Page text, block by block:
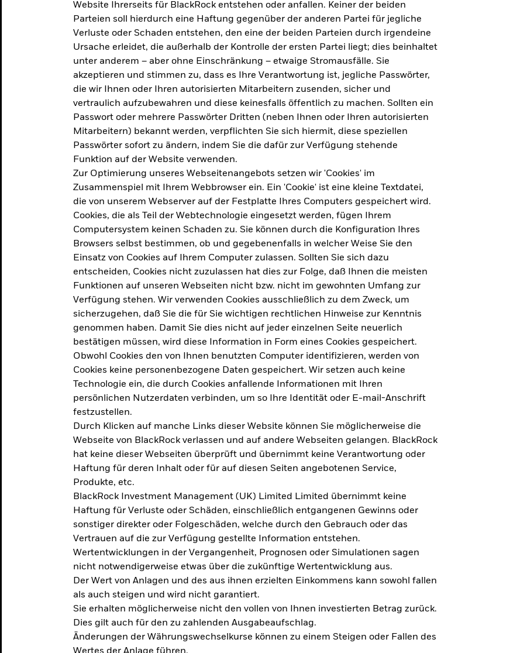
Die
in
das am
verfolgt das
demografische und
Vorschläge, um das
Den Bericht für Deutschland herunterladen
Den Bericht für Europa herunterladen
Website Ihrerseits für BlackRock entstehen oder anfallen. Keiner der beiden
Parteien soll hierdurch eine Haftung gegenüber der anderen Partei für jegliche
Verluste oder Schaden entstehen, den eine der beiden Parteien durch irgendeine
Ursache erleidet, die außerhalb der Kontrolle der ersten Partei liegt; dies beinhaltet
unter anderem – aber ohne Einschränkung – etwaige Stromausfälle. Sie
akzeptieren und stimmen zu, dass es Ihre Verantwortung ist, jegliche Passwörter,
die wir Ihnen oder Ihren autorisierten Mitarbeitern zusenden, sicher und
vertraulich aufzubewahren und diese keinesfalls öffentlich zu machen. Sollten ein
Passwort oder mehrere Passwörter Dritten (neben Ihnen oder Ihren autorisierten
Mitarbeitern) bekannt werden, verpflichten Sie sich hiermit, diese speziellen
Passwörter sofort zu ändern, indem Sie die dafür zur Verfügung stehende
Funktion auf der Website verwenden.
Zur Optimierung unseres Webseitenangebots setzen wir 'Cookies' im
Zusammenspiel mit Ihrem Webbrowser ein. Ein 'Cookie' ist eine kleine Textdatei,
die von unserem Webserver auf der Festplatte Ihres Computers gespeichert wird.
Cookies, die als Teil der Webtechnologie eingesetzt werden, fügen Ihrem
Computersystem keinen Schaden zu. Sie können durch die Konfiguration Ihres
Browsers selbst bestimmen, ob und gegebenenfalls in welcher Weise Sie den
Einsatz von Cookies auf Ihrem Computer zulassen. Sollten Sie sich dazu
entscheiden, Cookies nicht zuzulassen hat dies zur Folge, daß Ihnen die meisten
Funktionen auf unseren Webseiten nicht bzw. nicht im gewohnten Umfang zur
Verfügung stehen. Wir verwenden Cookies ausschließlich zu dem Zweck, um
sicherzugehen, daß Sie die für Sie wichtigen rechtlichen Hinweise zur Kenntnis
genommen haben. Damit Sie dies nicht auf jeder einzelnen Seite neuerlich
bestätigen müssen, wird diese Information in Form eines Cookies gespeichert.
Obwohl Cookies den von Ihnen benutzten Computer identifizieren, werden von
Cookies keine personenbezogene Daten gespeichert. Wir setzen auch keine
Technologie ein, die durch Cookies anfallende Informationen mit Ihren
persönlichen Nutzerdaten verbinden, um so Ihre Identität oder E-mail-Anschrift
festzustellen.
Durch Klicken auf manche Links dieser Website können Sie möglicherweise die
Webseite von BlackRock verlassen und auf andere Webseiten gelangen. BlackRock
hat keine dieser Webseiten überprüft und übernimmt keine Verantwortung oder
Haftung für deren Inhalt oder für auf diesen Seiten angebotenen Service,
Produkte, etc.
BlackRock Investment Management (UK) Limited Limited übernimmt keine
Haftung für Verluste oder Schäden, einschließlich entgangenen Gewinns oder
sonstiger direkter oder Folgeschäden, welche durch den Gebrauch oder das
Vertrauen auf die zur Verfügung gestellte Information entstehen.
Wertentwicklungen in der Vergangenheit, Prognosen oder Simulationen sagen
nicht notwendigerweise etwas über die zukünftige Wertentwicklung aus.
Der Wert von Anlagen und des aus ihnen erzielten Einkommens kann sowohl fallen
als auch steigen und wird nicht garantiert.
Sie erhalten möglicherweise nicht den vollen von Ihnen investierten Betrag zurück.
Dies gilt auch für den zu zahlenden Ausgabeaufschlag.
Änderungen der Währungswechselkurse können zu einem Steigen oder Fallen des